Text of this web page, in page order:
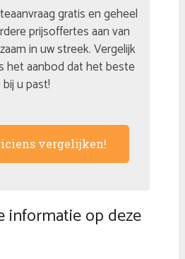
gratis en geheel
prijsoffertes aan van
in uw streek. Vergelijk
het aanbod dat het beste
bij u past!
vergelijken!
informatie op deze